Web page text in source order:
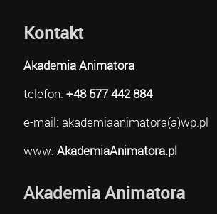
Kontakt
Akademia Animatora
telefon: +48 577 442 884
e-mail: akademiaanimatora(a)wp.pl
www: AkademiaAnimatora.pl
Akademia Animatora